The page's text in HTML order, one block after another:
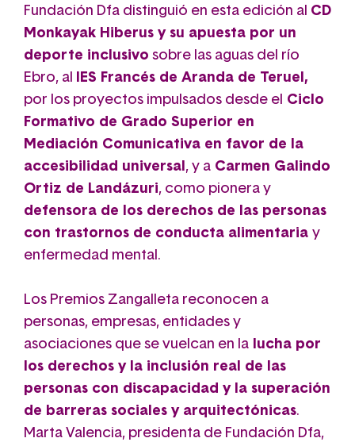
Fundación Dfa distinguió en esta edición al CD
Monkayak Hiberus y su apuesta por un
deporte inclusivo sobre las aguas del río
Ebro, al
IES Francés de Aranda de Teruel,
por los proyectos impulsados desde el Ciclo
Formativo de Grado Superior en
Mediación Comunicativa en favor de la
accesibilidad universal , y a Carmen Galindo
Ortiz de Landázuri, como pionera y
defensora de los derechos de las personas
con trastornos de conducta alimentaria y
enfermedad mental.
Los Premios Zangalleta reconocen a
personas, empresas, entidades y
asociaciones que se vuelcan en la lucha por
los derechos y la inclusión real de las
personas con discapacidad y la superación
de barreras sociales y arquitectónicas.
Marta Valencia, presidenta de Fundación Dfa,